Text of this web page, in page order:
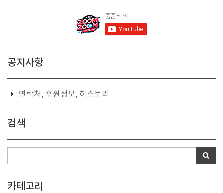
공지사항
연락처, 후원정보, 히스토리
검색
카테고리